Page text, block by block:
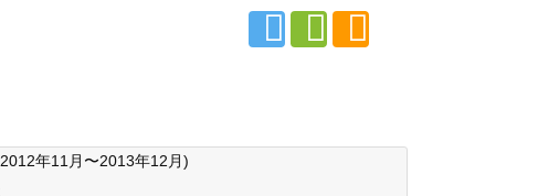
年11月〜2013年12月)